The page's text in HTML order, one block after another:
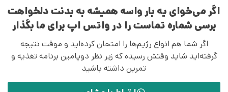
اگر می‌خوای یه بار واسه همیشه به بدنت دلخواهت
برسی شماره تماست را در واتس اپ برای ما بگذار
اگر شما هم انواع رژیم‌ها را امتحان کرده‌اید و موقت نتیجه
گرفته‌اید شاید وقتش رسیده که زیر نظر دوپامین برنامه تغذیه و
تمرین داشته باشید